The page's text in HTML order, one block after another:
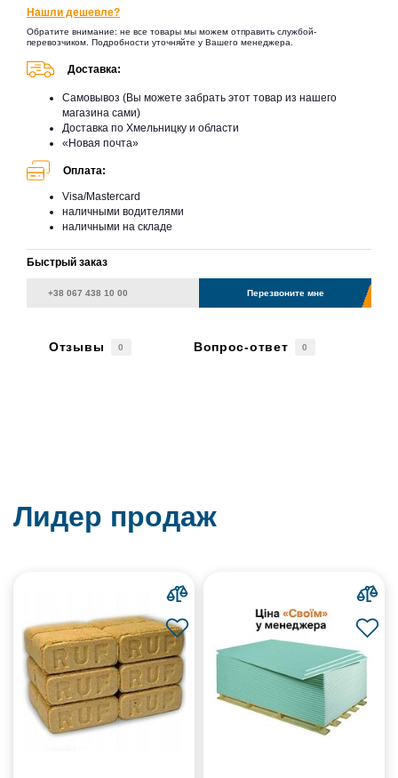
Нашли дешевле?
Обратите внимание: не все товары мы можем отправить службой-
перевозчиком. Подробности уточняйте у Вашего менеджера.
Доставка:
Самовывоз (Вы можете забрать этот товар из нашего
магазина сами)
Доставка по Хмельницку и области
«Новая почта»
Оплата:
Visa/Mastercard
наличными водителями
наличными на складе
Быстрый заказ
Перезвоните мне
Отзывы 0 Вопрос-ответ 0
Лидер продаж